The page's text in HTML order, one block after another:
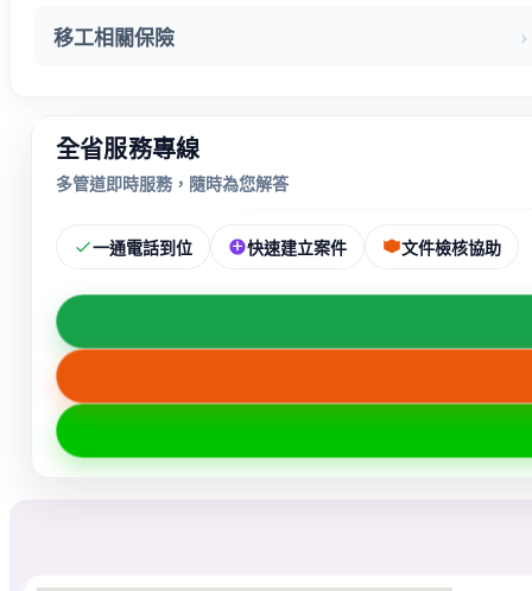
移工相關保險
全省服務專線
多管道即時服務，隨時為您解答
一通電話到位 快速建立案件 文件檢核協助